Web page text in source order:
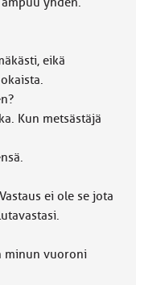
eikä
Kun metsästäjä
ei ole se jota
minun vuoroni